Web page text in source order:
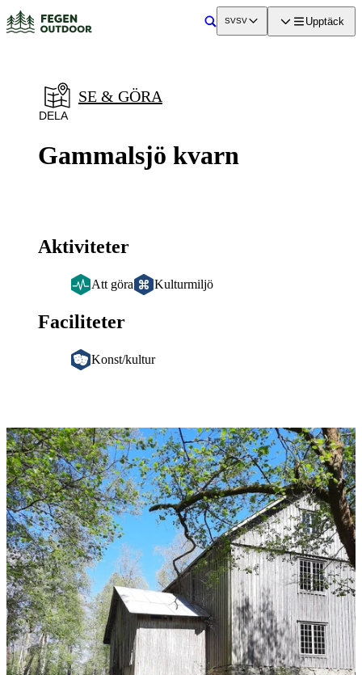
Upptäck
SökSVSV
Gammalsjö kvarn
SE & GÖRA
DELA
Aktiviteter
Att göra Kulturmiljö
Faciliteter
Konst/kultur
Bildspel
med
bilder